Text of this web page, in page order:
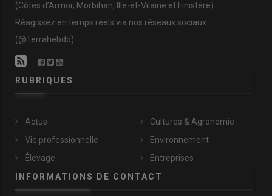
(Côtes d’Armor, Morbihan, Ille-et-Vilaine et Finistère).
Réagissez en temps réels via nos réseaux sociaux
(@Terrahebdo).
RUBRIQUES
Actus
Vie professionnelle
Élevage
Cultures & Agronomie
Environnement
Entreprises
INFORMATIONS DE CONTACT